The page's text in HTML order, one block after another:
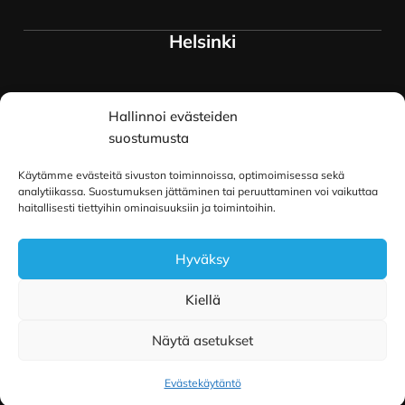
Hallinnoi evästeiden
suostumusta
Käytämme evästeitä sivuston toiminnoissa, optimoimisessa sekä
analytiikassa. Suostumuksen jättäminen tai peruuttaminen voi vaikuttaa
haitallisesti tiettyihin ominaisuuksiin ja toimintoihin.
Hyväksy
Kiellä
Näytä asetukset
Evästekäytäntö
Helsinki
Siltavuorenranta 18
00170 Helsinki
Oulu
Kauppurienkatu 34
90100 Oulu
Copyright © 2026 Pilailu-Puoti | Toteutus ja ylläpito